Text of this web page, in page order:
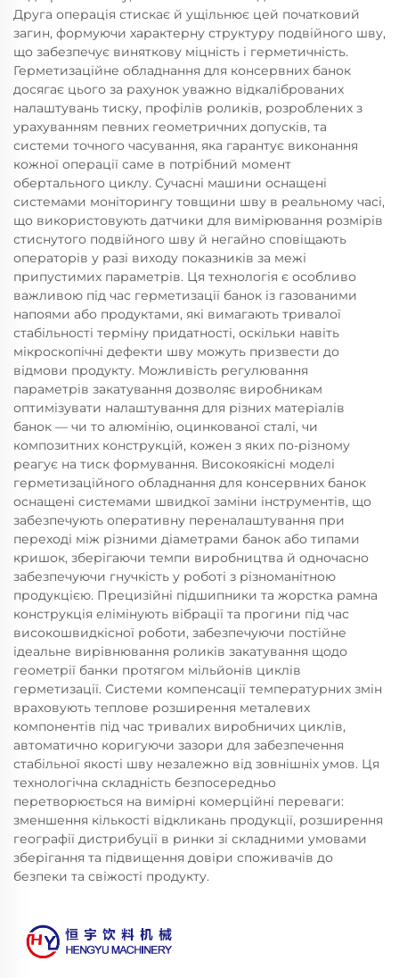
Друга операція стискає й ущільнює цей початковий
загин, формуючи характерну структуру подвійного шву,
що забезпечує виняткову міцність і герметичність.
Герметизаційне обладнання для консервних банок
досягає цього за рахунок уважно відкаліброваних
налаштувань тиску, профілів роликів, розроблених з
урахуванням певних геометричних допусків, та
системи точного часування, яка гарантує виконання
кожної операції саме в потрібний момент
обертального циклу. Сучасні машини оснащені
системами моніторингу товщини шву в реальному часі,
що використовують датчики для вимірювання розмірів
стиснутого подвійного шву й негайно сповіщають
операторів у разі виходу показників за межі
припустимих параметрів. Ця технологія є особливо
важливою під час герметизації банок із газованими
напоями або продуктами, які вимагають тривалої
стабільності терміну придатності, оскільки навіть
мікроскопічні дефекти шву можуть призвести до
відмови продукту. Можливість регулювання
параметрів закатування дозволяє виробникам
оптимізувати налаштування для різних матеріалів
банок — чи то алюмінію, оцинкованої сталі, чи
композитних конструкцій, кожен з яких по-різному
реагує на тиск формування. Високоякісні моделі
герметизаційного обладнання для консервних банок
оснащені системами швидкої заміни інструментів, що
забезпечують оперативну переналаштування при
переході між різними діаметрами банок або типами
кришок, зберігаючи темпи виробництва й одночасно
забезпечуючи гнучкість у роботі з різноманітною
продукцією. Прецизійні підшипники та жорстка рамна
конструкція елімінують вібрації та прогини під час
високошвидкісної роботи, забезпечуючи постійне
ідеальне вирівнювання роликів закатування щодо
геометрії банки протягом мільйонів циклів
герметизації. Системи компенсації температурних змін
враховують теплове розширення металевих
компонентів під час тривалих виробничих циклів,
автоматично коригуючи зазори для забезпечення
стабільної якості шву незалежно від зовнішніх умов. Ця
технологічна складність безпосередньо
перетворюється на вимірні комерційні переваги:
зменшення кількості відкликань продукції, розширення
географії дистрибуції в ринки зі складними умовами
зберігання та підвищення довіри споживачів до
безпеки та свіжості продукту.